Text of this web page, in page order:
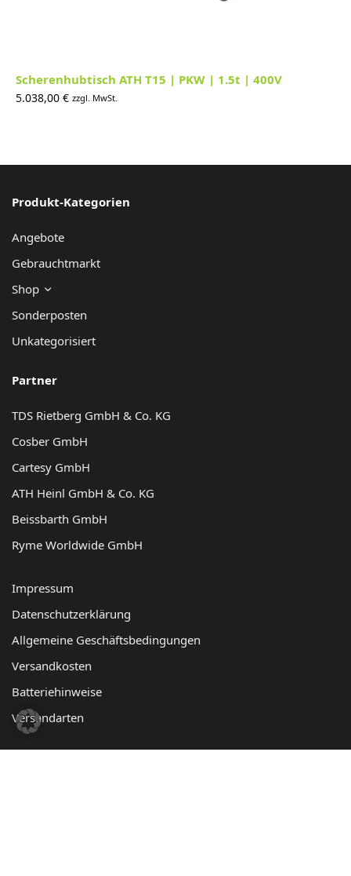
Scherenhubtisch ATH T15 | PKW | 1.5t | 400V
5.038,00 € zzgl. MwSt.
Produkt-Kategorien
Angebote
Gebrauchtmarkt
Shop
Sonderposten
Unkategorisiert
Partner
TDS Rietberg GmbH & Co. KG
Cosber GmbH
Cartesy GmbH
ATH Heinl GmbH & Co. KG
Beissbarth GmbH
Ryme Worldwide GmbH
Impressum
Datenschutzerklärung
Allgemeine Geschäftsbedingungen
Versandkosten
Batteriehinweise
Versandarten